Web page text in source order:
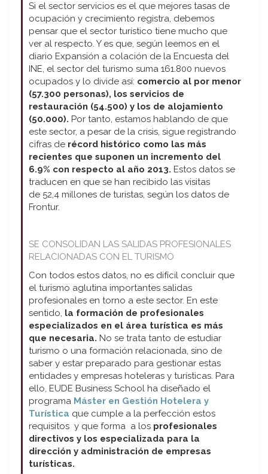
Si el sector servicios es el que mejores tasas de
ocupación y crecimiento registra, debemos
pensar que el sector turístico tiene mucho que
ver al respecto. Y es que, según leemos en el
diario Expansión a colación de la Encuesta del
INE, el sector del turismo suma 161.800 nuevos
ocupados y lo divide así: comercio al por menor
(57.300 personas), los servicios de
restauración (54.500) y los de alojamiento
(50.000). Por tanto, estamos hablando de que
este sector, a pesar de la crisis, sigue registrando
cifras de récord histórico como las más
recientes que suponen un incremento del
6.9% con respecto al año 2013. Estos datos se
traducen en que se han recibido las visitas
de 52,4 millones de turistas, según los datos de
Frontur.
SE CONSOLIDAN LAS SALIDAS PROFESIONALES
RELACIONADAS CON EL TURISMO
Con todos estos datos, no es difícil concluir que
el turismo aglutina importantes salidas
profesionales en torno a este sector. En este
sentido, la formación de profesionales
especializados en el área turística es más
que necesaria. No se trata tanto de estudiar
turismo o una formación relacionada, sino de
saber y estar preparado para gestionar estas
entidades y empresas hoteleras y turísticas. Para
ello, EUDE Business School ha diseñado el
programa Máster en Gestión Hotelera y
Turística que cumple a la perfección estos
requisitos y que forma a los profesionales
directivos y los especializada para la
dirección y administración de empresas
turísticas.